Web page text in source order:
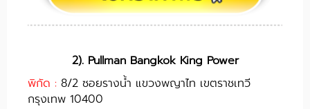
2). Pullman Bangkok King Power
พิกัด : 8/2 ซอยรางน้ำ แขวงพญาไท เขตราชเทวี
กรุงเทพ 10400